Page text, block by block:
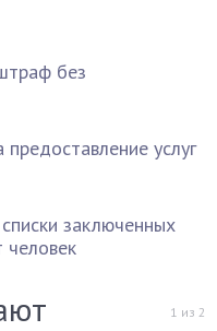
без
услуг
заключенных
человек
1 из 2